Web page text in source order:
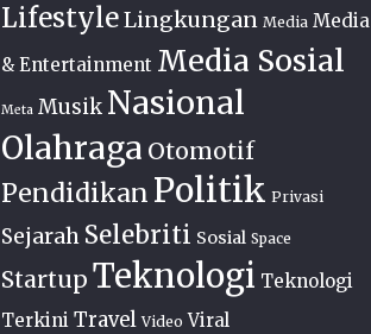
LifestyleLingkungan Media Media
& Entertainment Media Sosial
Meta Musik Nasional
Olahraga Otomotif
Pendidikan Politik Privasi
Sejarah Selebriti Sosial Space
Startup Teknologi Teknologi
Terkini Travel Video Viral